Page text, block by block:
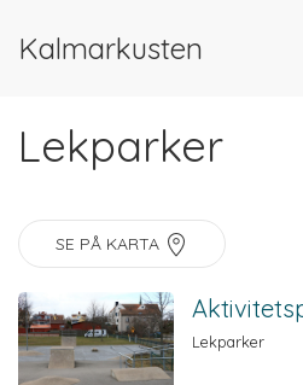
Kalmarkusten
Lekparker
SE PÅ KARTA
Lekparker